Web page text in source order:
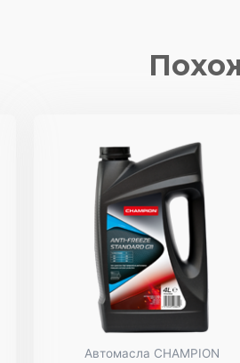
4
Автомасла CHAMPION